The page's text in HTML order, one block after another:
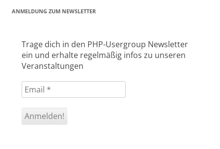
ANMELDUNG ZUM NEWSLETTER
Trage dich in den PHP-Usergroup Newsletter
ein und erhalte regelmäßig infos zu unseren
Veranstaltungen